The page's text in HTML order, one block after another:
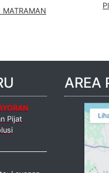
MATRAMAN
Pijat
AREA